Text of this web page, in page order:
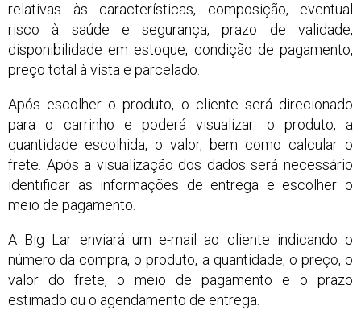
relativas às características, composição, eventual
risco à saúde e segurança, prazo de validade,
disponibilidade em estoque, condição de pagamento,
preço total à vista e parcelado.
Após escolher o produto, o cliente será direcionado
para o carrinho e poderá visualizar: o produto, a
quantidade escolhida, o valor, bem como calcular o
frete. Após a visualização dos dados será necessário
identificar as informações de entrega e escolher o
meio de pagamento.
A Big Lar enviará um e-mail ao cliente indicando o
número da compra, o produto, a quantidade, o preço, o
valor do frete, o meio de pagamento e o prazo
estimado ou o agendamento de entrega.